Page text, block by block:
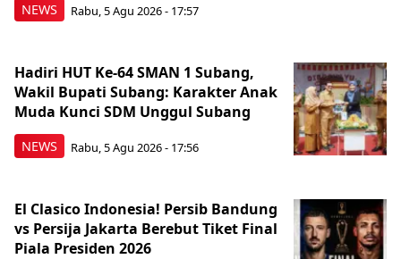
NEWS Rabu, 5 Agu 2026 - 17:57
NEWS
Hadiri HUT Ke-64 SMAN 1 Subang,
Wakil Bupati Subang: Karakter Anak
Muda Kunci SDM Unggul Subang
Rabu, 5 Agu 2026 - 17:56
El Clasico Indonesia! Persib Bandung
vs Persija Jakarta Berebut Tiket Final
Piala Presiden 2026